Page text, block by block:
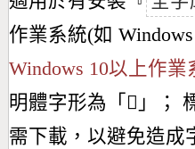
作業系統(如
Windows 10以上作
明體字形為「 𠟙 」；
需下載，以避免造成